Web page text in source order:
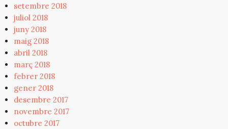
setembre 2018
juliol 2018
juny 2018
maig 2018
abril 2018
març 2018
febrer 2018
gener 2018
desembre 2017
novembre 2017
octubre 2017